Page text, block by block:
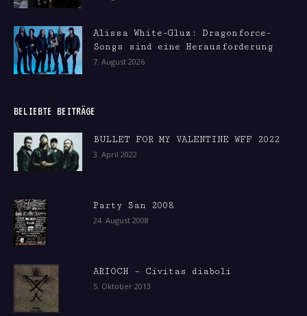
Alissa White-Gluz: Dragonforce-
Songs sind eine Herausforderung
7. August 2026
BELIEBTE BEITRÄGE
BULLET FOR MY VALENTINE WFF 2022
3. April 2022
Party San 2008
24. August 2008
ARIOCH – Civitas diaboli
5. Oktober 2013